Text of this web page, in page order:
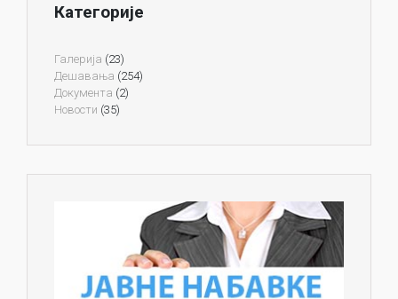
Категорије
Галерија (23)
Дешавања (254)
Документа (2)
Новости (35)